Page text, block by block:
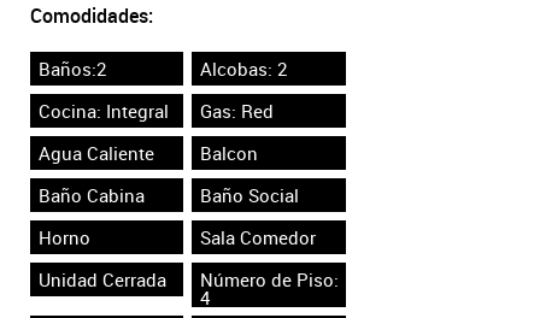
Comodidades:
Baños:2
Alcobas: 2
Cocina: Integral
Gas: Red
Agua Caliente
Balcon
Baño Cabina
Baño Social
Horno
Sala Comedor
Unidad Cerrada
Número de Piso:
4